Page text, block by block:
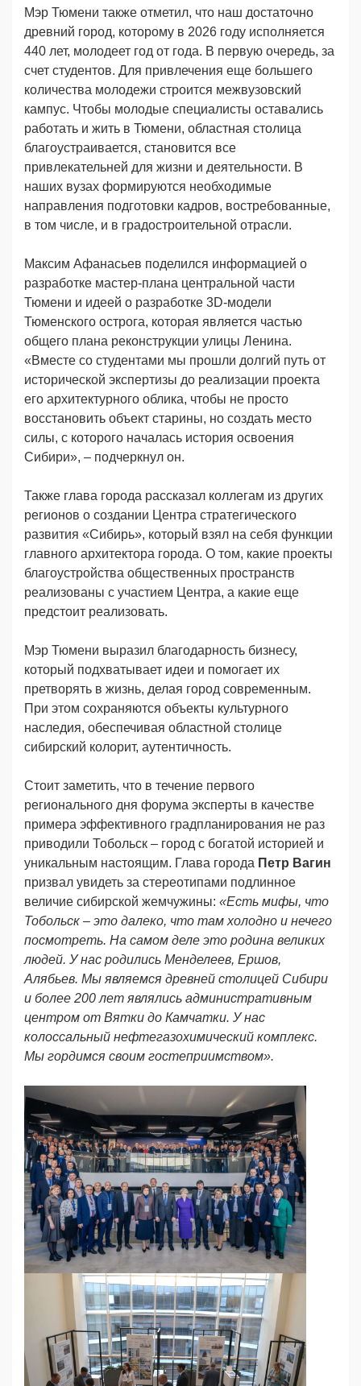
Мэр Тюмени также отметил, что наш достаточно
древний город, которому в 2026 году исполняется
440 лет, молодеет год от года. В первую очередь, за
счет студентов. Для привлечения еще большего
количества молодежи строится межвузовский
кампус. Чтобы молодые специалисты оставались
работать и жить в Тюмени, областная столица
благоустраивается, становится все
привлекательней для жизни и деятельности. В
наших вузах формируются необходимые
направления подготовки кадров, востребованные,
в том числе, и в градостроительной отрасли.
Максим Афанасьев поделился информацией о
разработке мастер-плана центральной части
Тюмени и идеей о разработке 3D-модели
Тюменского острога, которая является частью
общего плана реконструкции улицы Ленина.
«Вместе со студентами мы прошли долгий путь от
исторической экспертизы до реализации проекта
его архитектурного облика, чтобы не просто
восстановить объект старины, но создать место
силы, с которого началась история освоения
Сибири», – подчеркнул он.
Также глава города рассказал коллегам из других
регионов о создании Центра стратегического
развития «Сибирь», который взял на себя функции
главного архитектора города. О том, какие проекты
благоустройства общественных пространств
реализованы с участием Центра, а какие еще
предстоит реализовать.
Мэр Тюмени выразил благодарность бизнесу,
который подхватывает идеи и помогает их
претворять в жизнь, делая город современным.
При этом сохраняются объекты культурного
наследия, обеспечивая областной столице
сибирский колорит, аутентичность.
Стоит заметить, что в течение первого
регионального дня форума эксперты в качестве
примера эффективного градпланирования не раз
приводили Тобольск – город с богатой историей и
уникальным настоящим. Глава города Петр Вагин
призвал увидеть за стереотипами подлинное
величие сибирской жемчужины: «Есть мифы, что
Тобольск – это далеко, что там холодно и нечего
посмотреть. На самом деле это родина великих
людей. У нас родились Менделеев, Ершов,
Алябьев. Мы являемся древней столицей Сибири
и более 200 лет являлись административным
центром от Вятки до Камчатки. У нас
колоссальный нефтегазохимический комплекс.
Мы гордимся своим гостеприимством».